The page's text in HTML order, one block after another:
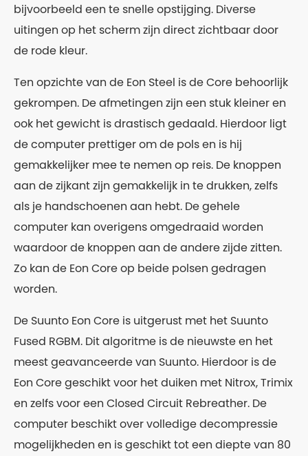
bijvoorbeeld een te snelle opstijging. Diverse
uitingen op het scherm zijn direct zichtbaar door
de rode kleur.
Ten opzichte van de Eon Steel is de Core behoorlijk
gekrompen. De afmetingen zijn een stuk kleiner en
ook het gewicht is drastisch gedaald. Hierdoor ligt
de computer prettiger om de pols en is hij
gemakkelijker mee te nemen op reis. De knoppen
aan de zijkant zijn gemakkelijk in te drukken, zelfs
als je handschoenen aan hebt. De gehele
computer kan overigens omgedraaid worden
waardoor de knoppen aan de andere zijde zitten.
Zo kan de Eon Core op beide polsen gedragen
worden.
De Suunto Eon Core is uitgerust met het Suunto
Fused RGBM. Dit algoritme is de nieuwste en het
meest geavanceerde van Suunto. Hierdoor is de
Eon Core geschikt voor het duiken met Nitrox, Trimix
en zelfs voor een Closed Circuit Rebreather. De
computer beschikt over volledige decompressie
mogelijkheden en is geschikt tot een diepte van 80